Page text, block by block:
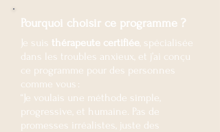
Pourquoi choisir ce programme ?
Je suis thérapeute certifiée, spécialisée
dans les troubles anxieux, et j’ai conçu
ce programme pour des personnes
comme vous :
“Je voulais une méthode simple,
progressive, et humaine. Pas de
promesses irréalistes, juste des